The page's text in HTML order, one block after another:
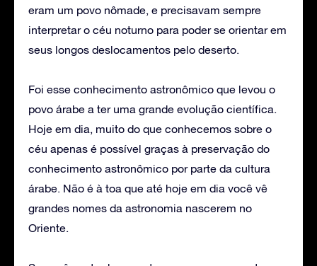
eram um povo nômade, e precisavam sempre
interpretar o céu noturno para poder se orientar em
seus longos deslocamentos pelo deserto.
Foi esse conhecimento astronômico que levou o
povo árabe a ter uma grande evolução científica.
Hoje em dia, muito do que conhecemos sobre o
céu apenas é possível graças à preservação do
conhecimento astronômico por parte da cultura
árabe. Não é à toa que até hoje em dia você vê
grandes nomes da astronomia nascerem no
Oriente.